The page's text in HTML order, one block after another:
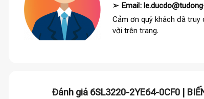
➢ Email:
Cảm ơn quý khách đã truy
vời trên trang.
Đánh giá 6SL3220-2YE64-0CF0 |